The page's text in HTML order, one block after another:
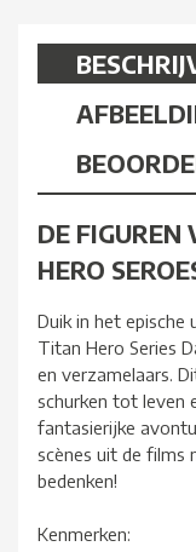
DE
HERO
Duik in het epische
Titan Hero Series
en verzamelaars.
schurken tot leven
fantasierijke
scènes uit de films
bedenken!
Kenmerken: